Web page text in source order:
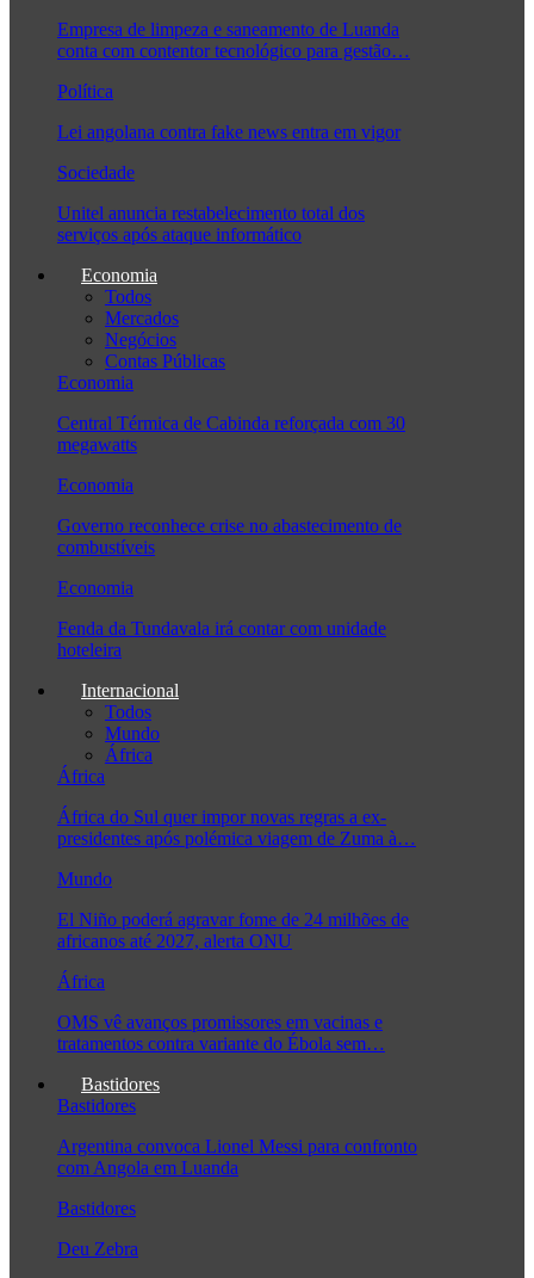
Empresa de limpeza e saneamento de Luanda
conta com contentor tecnológico para gestão…
Política
Lei angolana contra fake news entra em vigor
Sociedade
Unitel anuncia restabelecimento total dos
serviços após ataque informático
Economia
Todos
Mercados
Negócios
Contas Públicas
Economia
Central Térmica de Cabinda reforçada com 30
megawatts
Economia
Governo reconhece crise no abastecimento de
combustíveis
Economia
Fenda da Tundavala irá contar com unidade
hoteleira
Internacional
Todos
Mundo
África
África
África do Sul quer impor novas regras a ex-
presidentes após polémica viagem de Zuma à…
Mundo
El Niño poderá agravar fome de 24 milhões de
africanos até 2027, alerta ONU
África
OMS vê avanços promissores em vacinas e
tratamentos contra variante do Ébola sem…
Bastidores
Bastidores
Argentina convoca Lionel Messi para confronto
com Angola em Luanda
Bastidores
Deu Zebra